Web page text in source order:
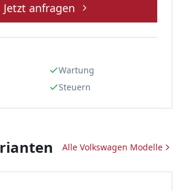
Jetzt anfragen
Wartung
Steuern
Alle Volkswagen Modelle